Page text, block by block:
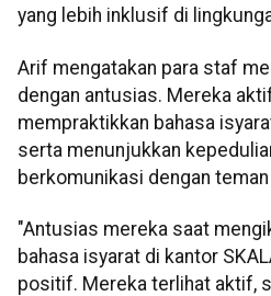
yang lebih inklusif di
Arif mengatakan para staf
dengan antusias. Mereka
mempraktikkan bahasa
serta menunjukkan
berkomunikasi dengan
"Antusias mereka saat
bahasa isyarat di kantor
positif. Mereka terlihat aktif,